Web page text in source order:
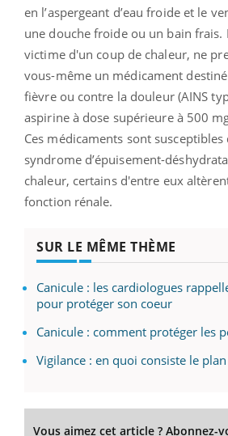
en l’aspergeant d’eau froide et le
une douche froide ou un bain frais.
victime d'un coup de chaleur, ne
vous-même un médicament
fièvre ou contre la douleur (AINS
aspirine à dose supérieure à 500
Ces médicaments sont susceptibles
syndrome d’épuisement-
chaleur, certains d'entre eux
fonction rénale.
SUR LE MÊME THÈME
Canicule : les cardiologues
pour protéger son coeur
Canicule : comment protéger les
Vigilance : en quoi consiste le
Vous aimez cet article ? Abonnez-